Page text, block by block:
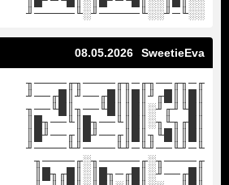
░░╙─╜░░╙─────╜░╙─────╜
SweetieEva
08.05.2026
╓─╖╓──╖╓─╖╓────╖╓────╖
║█║║█╓╜║█║║█╓──╜║█╓──╜
║█╙╜╓╜░║█║║█╙──╖║█╙──╖
║█╓╖╙╖░║█║╙──╖█║╙──╖█║
║█║║█╙╖║█║╓──╜█║╓──╜█║
╙─╜╙──╜╙─╜╙────╜╙────╜
╓────╖░╓─────╖░╓────╖
║█╓──╜░║█╓─╖█║░║█╓╖█║